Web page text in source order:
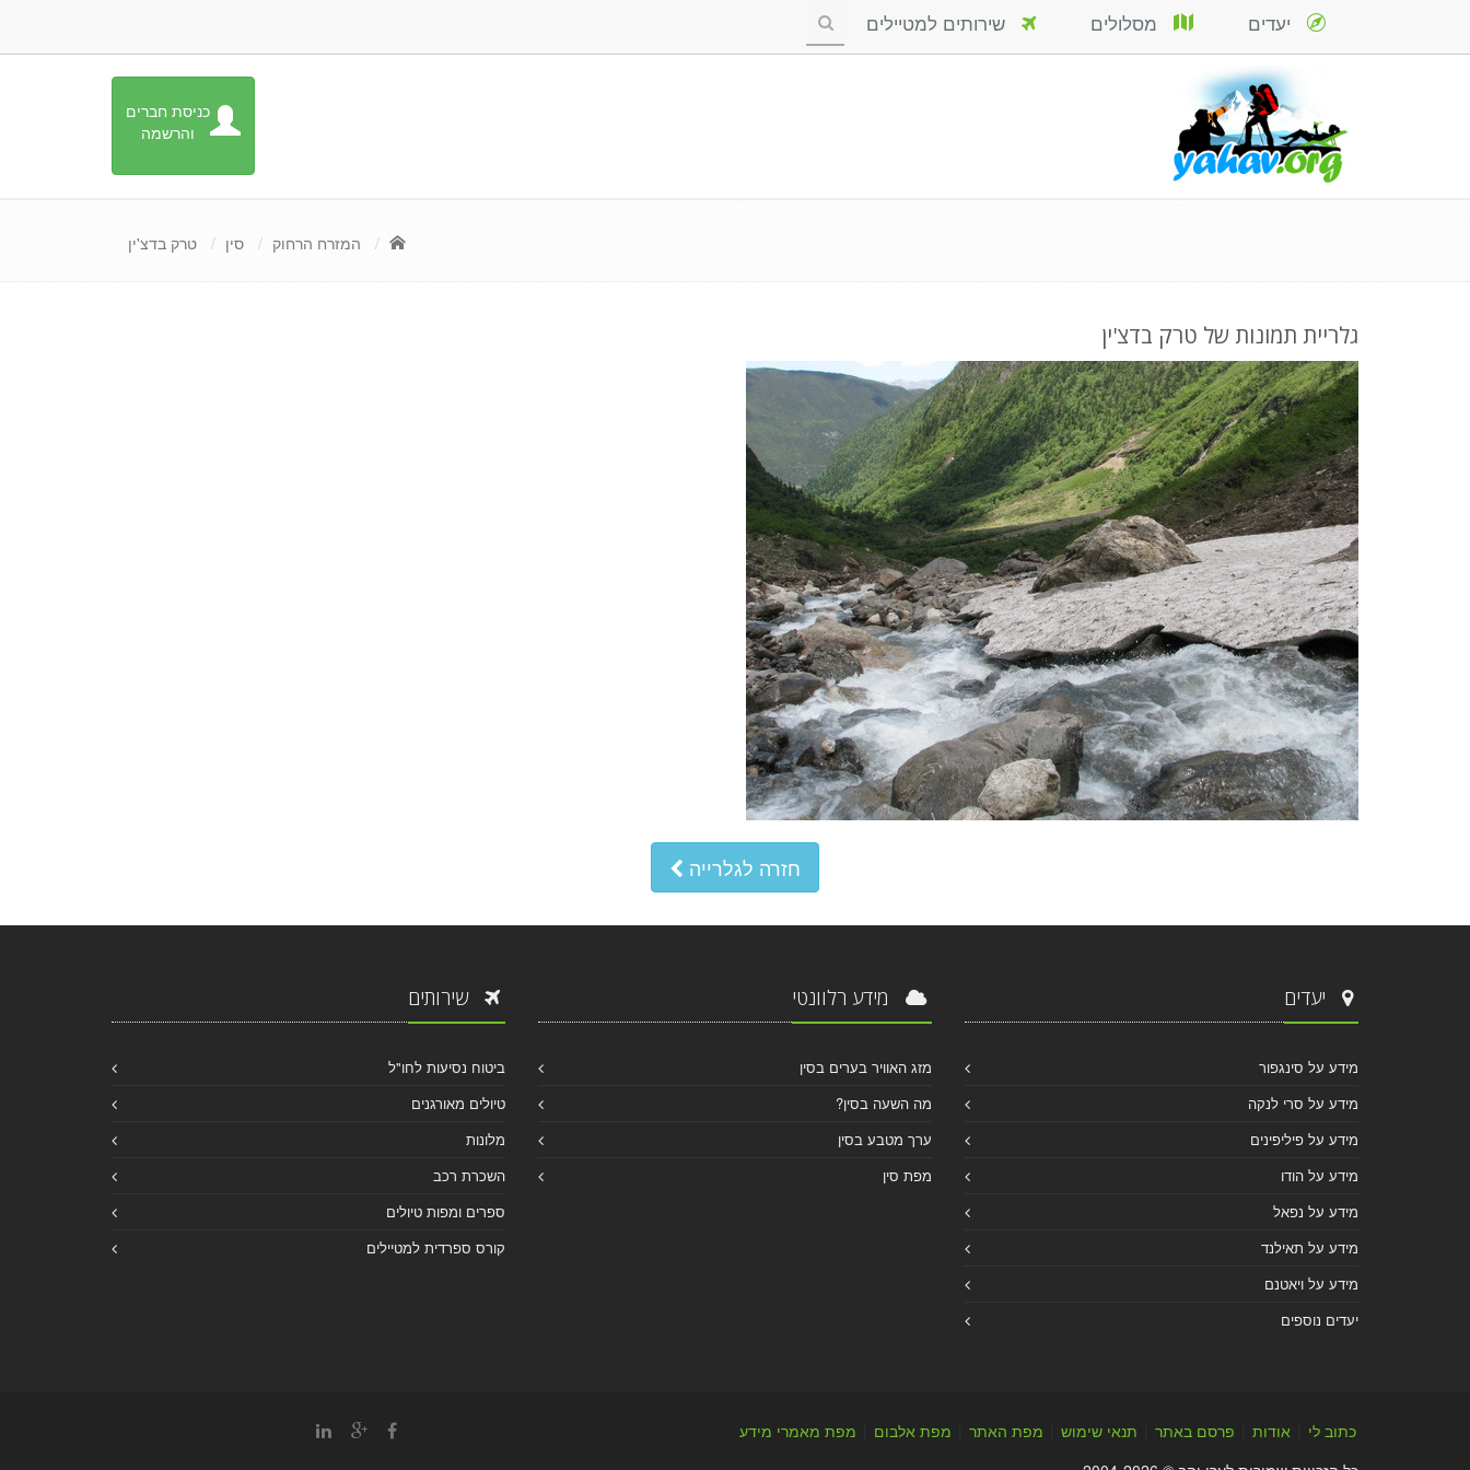
כניסת חברים
והרשמה
יעדים מסלולים שירותים למטיילים
המזרח הרחוק סין טרק בדצ'ין
גלריית תמונות של טרק בדצ'ין
חזרה לגלרייה
יעדים
מידע על סינגפור
מידע על סרי לנקה
מידע על פיליפינים
מידע על הודו
מידע על נפאל
מידע על תאילנד
מידע על ויאטנם
יעדים נוספים
מידע רלוונטי
מזג האוויר בערים בסין
מה השעה בסין?
ערך מטבע בסין
מפת סין
שירותים
ביטוח נסיעות לחו"ל
טיולים מאורגנים
מלונות
השכרת רכב
ספרים ומפות טיולים
קורס ספרדית למטיילים
כתוב לי אודות פרסם באתר תנאי שימוש מפת האתר מפת אלבום
מפת מאמרי מידע